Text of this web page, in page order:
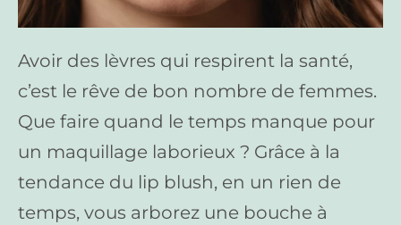
Avoir des lèvres qui respirent la santé,
c’est le rêve de bon nombre de femmes.
Que faire quand le temps manque pour
un maquillage laborieux ? Grâce à la
tendance du lip blush, en un rien de
temps, vous arborez une bouche à